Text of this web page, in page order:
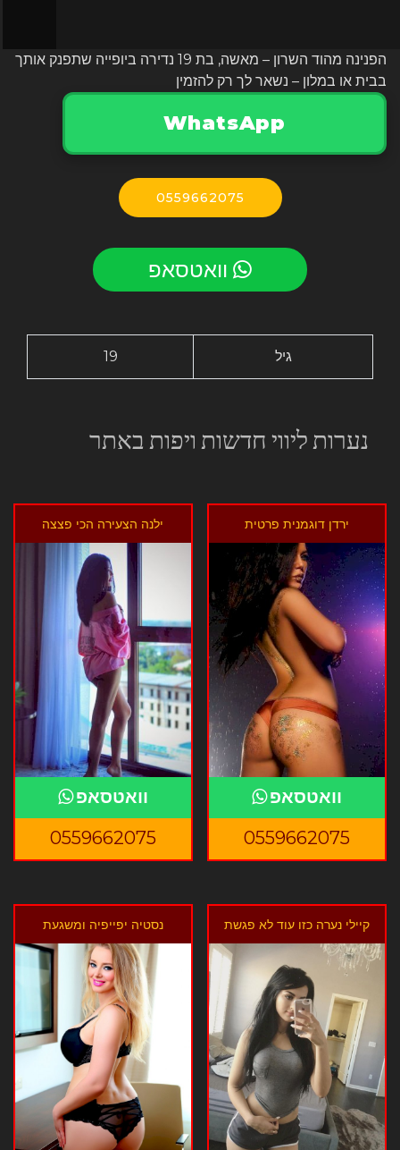
הפנינה מהוד השרון – מאשה, בת 19 נדירה ביופייה שתפנק אותך
בבית או במלון – נשאר לך רק להזמין
WhatsApp
0559662075
19 גיל
נערות ליווי חדשות ויפות באתר
ירדן דוגמנית פרטית
וואטסאפ
0559662075
ילנה הצעירה הכי פצצה
וואטסאפ
0559662075
קיילי נערה כזו עוד לא פגשת נסטיה יפייפיה ומשגעת